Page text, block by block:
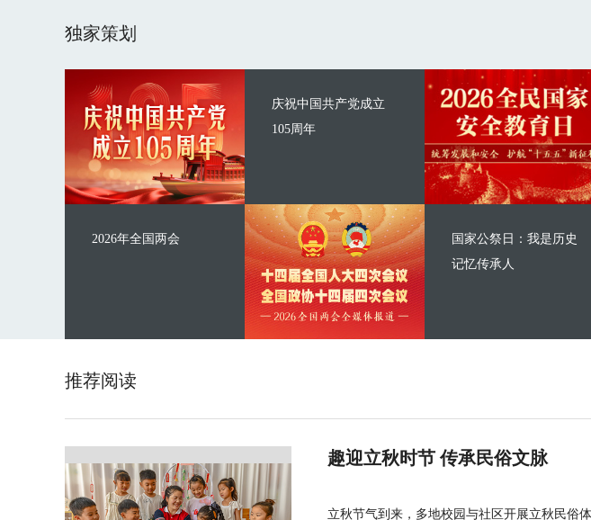
独家策划
庆祝中国共产党成立
105周年
2026年全国两会
国家公祭日：我是历史
记忆传承人
推荐阅读
趣迎立秋时节 传承民俗文脉
立秋节气到来，多地校园与社区开展立秋民俗